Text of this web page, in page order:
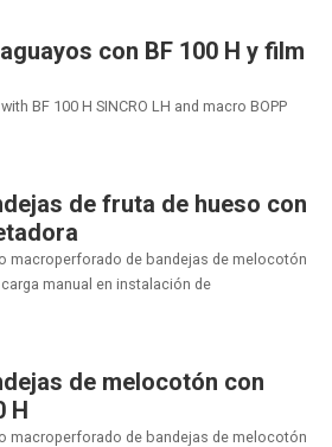
con BF 100 H y film
BF 100 H SINCRO LH and macro BOPP
de fruta de hueso con
macroperforado de bandejas de melocotón
manual en instalación de
de melocotón con
H
macroperforado de bandejas de melocotón